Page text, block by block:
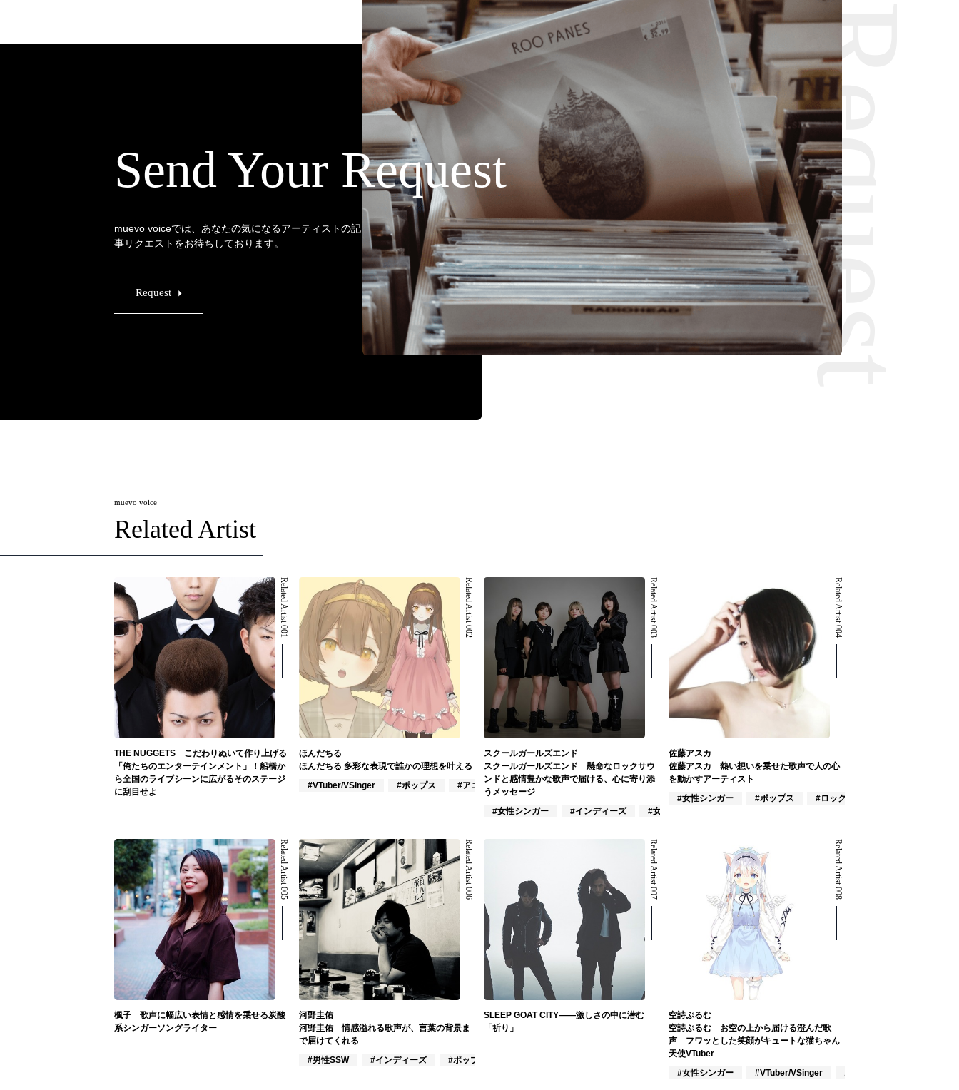
Request
Send Your Request
muevo voiceでは、あなたの気になるアーティストの記
事リクエストをお待ちしております。
Request
muevo voice
Related Artist
Related Artist 001
THE NUGGETS こだわりぬいて作り上げる
「俺たちのエンターテインメント」！船橋か
ら全国のライブシーンに広がるそのステージ
に刮目せよ
Related Artist 002
ほんだちる
ほんだちる 多彩な表現で誰かの理想を叶える
#VTuber/VSinger
#ポップス #アニメ/ゲーム
Related Artist 003
スクールガールズエンド
スクールガールズエンド 懸命なロックサウ
ンドと感情豊かな歌声で届ける、心に寄り添
うメッセージ
#女性シンガー
#インディーズ #女性バンド
Related Artist 004
佐藤アスカ
佐藤アスカ 熱い想いを乗せた歌声で人の心
を動かすアーティスト
#女性シンガー
#ポップス #ロック
Related Artist 005
楓子 歌声に幅広い表情と感情を乗せる炭酸
系シンガーソングライター
Related Artist 006
河野圭佑
河野圭佑 情感溢れる歌声が、言葉の背景ま
で届けてくれる
#男性SSW
#インディーズ #ポップス
Related Artist 007
SLEEP GOAT CITY――激しさの中に潜む
「祈り」
Related Artist 008
空詩ぷるむ
空詩ぷるむ お空の上から届ける澄んだ歌
声 フワッとした笑顔がキュートな猫ちゃん
天使VTuber
#女性シンガー
#VTuber/VSinger #ポップス